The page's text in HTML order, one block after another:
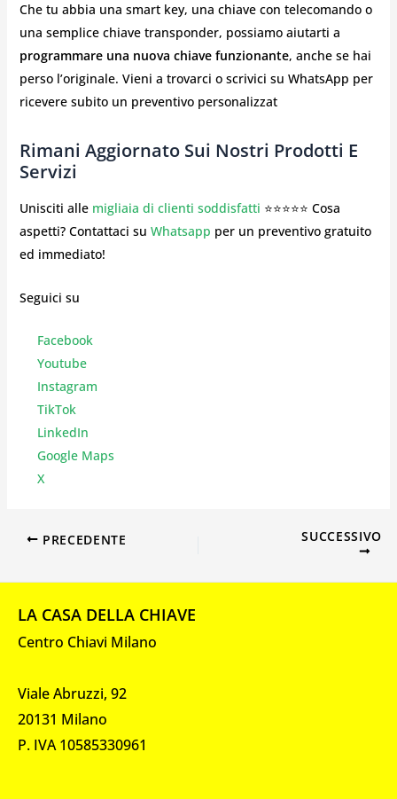
Che tu abbia una smart key, una chiave con telecomando o
una semplice chiave transponder, possiamo aiutarti a
programmare una nuova chiave funzionante, anche se hai
perso l’originale. Vieni a trovarci o scrivici su WhatsApp per
ricevere subito un preventivo personalizzat
Rimani Aggiornato Sui Nostri Prodotti E
Servizi
Unisciti alle migliaia di clienti soddisfatti ⭐⭐⭐⭐⭐ Cosa
aspetti? Contattaci su Whatsapp per un preventivo gratuito
ed immediato!
Seguici su
Facebook
Youtube
Instagram
TikTok
LinkedIn
Google Maps
X
PRECEDENTE SUCCESSIVO
LA CASA DELLA CHIAVE
Centro Chiavi Milano
Viale Abruzzi, 92
20131 Milano
P. IVA 10585330961